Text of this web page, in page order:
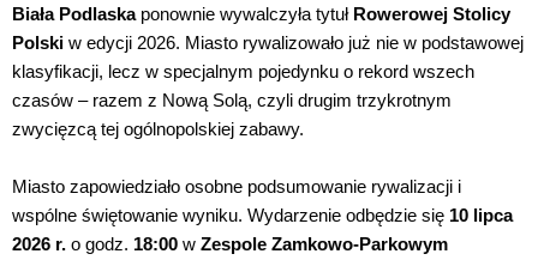
Biała Podlaskaponownie wywalczyła tytuł Rowerowej Stolicy
Polski w edycji 2026. Miasto rywalizowało już nie w podstawowej
klasyfikacji, lecz w specjalnym pojedynku o rekord wszech
czasów – razem z Nową Solą, czyli drugim trzykrotnym
zwycięzcą tej ogólnopolskiej zabawy.
Miasto zapowiedziało osobne podsumowanie rywalizacji i
wspólne świętowanie wyniku. Wydarzenie odbędzie się 10 lipca
2026 r. o godz. 18:00 w Zespole Zamkowo-Parkowym